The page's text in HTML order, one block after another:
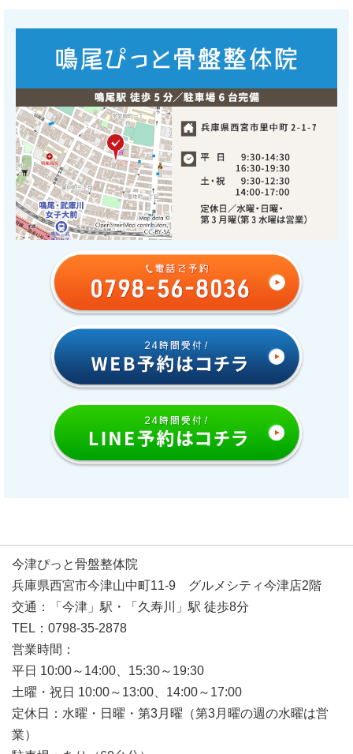
今津ぴっと骨盤整体院
兵庫県西宮市今津山中町11-9 グルメシティ今津店2階
交通：「今津」駅・「久寿川」駅 徒歩8分
TEL：0798-35-2878
営業時間：
平日 10:00～14:00、15:30～19:30
土曜・祝日 10:00～13:00、14:00～17:00
定休日：水曜・日曜・第3月曜（第3月曜の週の水曜は営
業）